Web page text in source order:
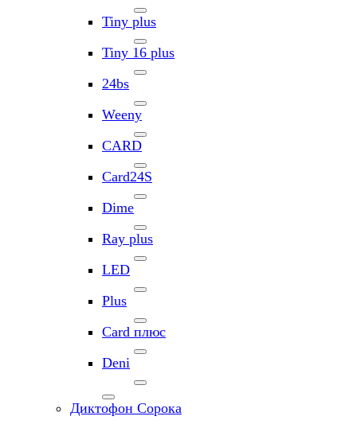
Tiny plus
Tiny 16 plus
24bs
Weeny
CARD
Card24S
Dime
Ray plus
LED
Plus
Card плюс
Deni
Диктофон Сорока